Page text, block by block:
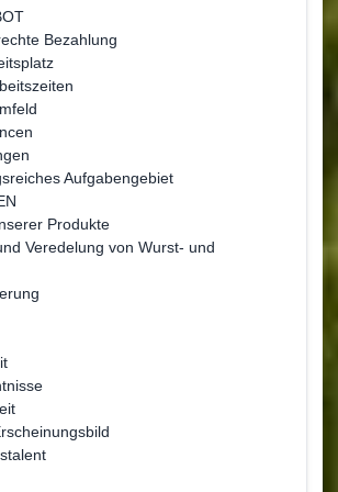
Bezahlung
Aufgabengebiet
Produkte
Veredelung von Wurst- und